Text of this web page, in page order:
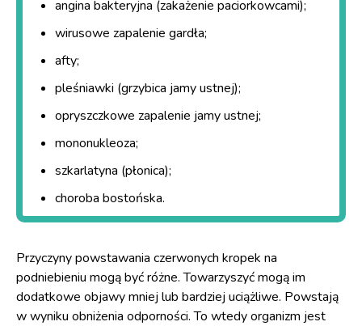
angina bakteryjna (zakażenie paciorkowcami);
wirusowe zapalenie gardła;
afty;
pleśniawki (grzybica jamy ustnej);
opryszczkowe zapalenie jamy ustnej;
mononukleoza;
szkarlatyna (płonica);
choroba bostońska.
Przyczyny powstawania czerwonych kropek na
podniebieniu mogą być różne. Towarzyszyć mogą im
dodatkowe objawy mniej lub bardziej uciążliwe. Powstają
w wyniku obniżenia odporności. To wtedy organizm jest